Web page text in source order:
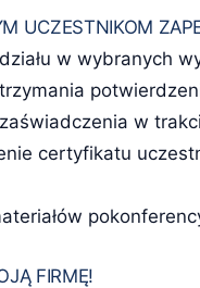
UCZESTNIKOM
w wybranych
w
certyfikatu
FIRMĘ!